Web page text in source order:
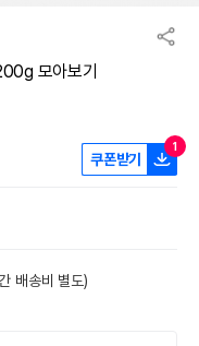
모아보기
쿠폰받기
1
배송비 별도)